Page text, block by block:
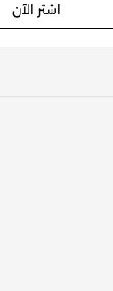
اشتر الآن